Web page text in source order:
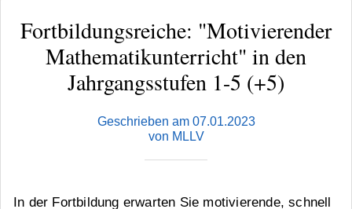
Fortbildungsreiche: "Motivierender
Mathematikunterricht" in den
Jahrgangsstufen 1-5 (+5)
Geschrieben am 07.01.2023
von MLLV
In der Fortbildung erwarten Sie motivierende, schnell